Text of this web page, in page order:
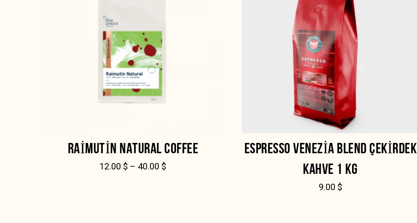
RAIMUTIN NATURAL COFFEE
12.00 $ – 40.00 $
ESPRESSO VENEZIA BLEND ÇEKIRDEK
KAHVE 1 KG
9.00 $